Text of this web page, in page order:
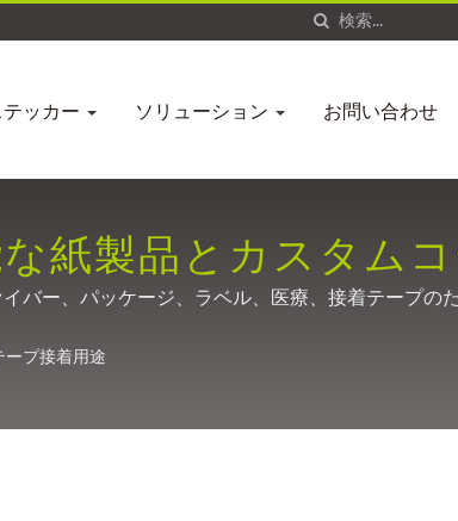
ッカー ソリューション お問い合わせ
紙製品とカスタムコ
ョン
バー、パッケージ、ラベル、医療、接着テープの
ープ接着用途